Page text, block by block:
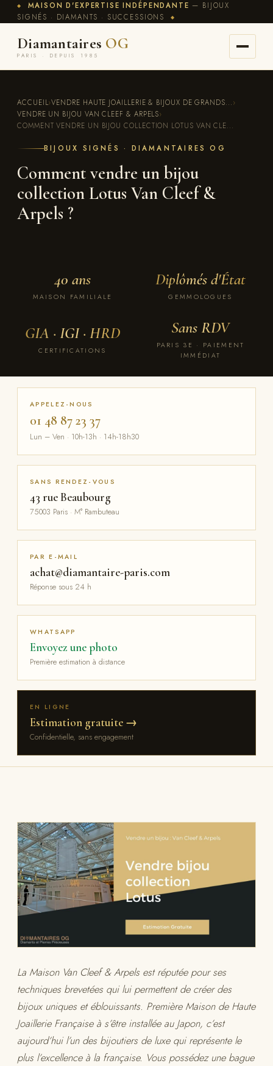
◆ MAISON D'EXPERTISE INDÉPENDANTE — BIJOUX
SIGNÉS · DIAMANTS · SUCCESSIONS
◆
Diamantaires OG
PARIS · DEPUIS 1985
ACCUEIL›VENDRE HAUTE JOAILLERIE & BIJOUX DE GRANDS...›
VENDRE UN BIJOU VAN CLEEF & ARPELS›
COMMENT VENDRE UN BIJOU COLLECTION LOTUS VAN CLE...
BIJOUX SIGNÉS · DIAMANTAIRES OG
Comment vendre un bijou
collection Lotus Van Cleef &
Arpels ?
40 ans
MAISON FAMILIALE
Diplômés d'État
GEMMOLOGUES
GIA · IGI · HRD
CERTIFICATIONS
Sans RDV
PARIS 3E · PAIEMENT
IMMÉDIAT
APPELEZ-NOUS
01 48 87 23 37
Lun – Ven · 10h-13h · 14h-18h30
SANS RENDEZ-VOUS
43 rue Beaubourg
75003 Paris · M° Rambuteau
PAR E-MAIL
achat@diamantaire-paris.com
Réponse sous 24 h
WHATSAPP
Envoyez une photo
Première estimation à distance
EN LIGNE
Estimation gratuite →
Confidentielle, sans engagement
La Maison Van Cleef & Arpels est réputée pour ses
techniques brevetées qui lui permettent de créer des
bijoux uniques et éblouissants. Première Maison de Haute
Joaillerie Française à s’être installée au Japon, c’est
aujourd’hui l’un des bijoutiers de luxe qui représente le
plus l’excellence à la française. Vous possédez une bague